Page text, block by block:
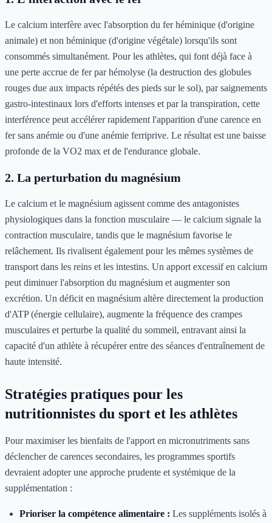
Le calcium interfère avec l'absorption du fer héminique (d'origine
animale) et non héminique (d'origine végétale) lorsqu'ils sont
consommés simultanément. Pour les athlètes, qui font déjà face à
une perte accrue de fer par hémolyse (la destruction des globules
rouges due aux impacts répétés des pieds sur le sol), par saignements
gastro-intestinaux lors d'efforts intenses et par la transpiration, cette
interférence peut accélérer rapidement l'apparition d'une carence en
fer sans anémie ou d'une anémie ferriprive. Le résultat est une baisse
profonde de la VO2 max et de l'endurance globale.
2. La perturbation du magnésium
Le calcium et le magnésium agissent comme des antagonistes
physiologiques dans la fonction musculaire — le calcium signale la
contraction musculaire, tandis que le magnésium favorise le
relâchement. Ils rivalisent également pour les mêmes systèmes de
transport dans les reins et les intestins. Un apport excessif en calcium
peut diminuer l'absorption du magnésium et augmenter son
excrétion. Un déficit en magnésium altère directement la production
d'ATP (énergie cellulaire), augmente la fréquence des crampes
musculaires et perturbe la qualité du sommeil, entravant ainsi la
capacité d'un athlète à récupérer entre des séances d'entraînement de
haute intensité.
Stratégies pratiques pour les
nutritionnistes du sport et les athlètes
Pour maximiser les bienfaits de l'apport en micronutriments sans
déclencher de carences secondaires, les programmes sportifs
devraient adopter une approche prudente et systémique de la
supplémentation :
Prioriser la compétence alimentaire : Les suppléments isolés à